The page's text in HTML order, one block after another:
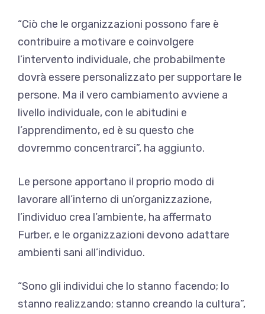
“Ciò che le organizzazioni possono fare è
contribuire a motivare e coinvolgere
l’intervento individuale, che probabilmente
dovrà essere personalizzato per supportare le
persone. Ma il vero cambiamento avviene a
livello individuale, con le abitudini e
l’apprendimento, ed è su questo che
dovremmo concentrarci”, ha aggiunto.
Le persone apportano il proprio modo di
lavorare all’interno di un’organizzazione,
l’individuo crea l’ambiente, ha affermato
Furber, e le organizzazioni devono adattare
ambienti sani all’individuo.
“Sono gli individui che lo stanno facendo; lo
stanno realizzando; stanno creando la cultura”,